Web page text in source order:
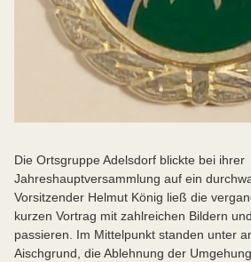
Die Ortsgruppe Adelsdorf blickte bei ihrer
Jahreshauptversammlung auf ein
Vorsitzender Helmut König ließ die
kurzen Vortrag mit zahlreichen Bildern
passieren. Im Mittelpunkt standen unter
Aischgrund, die Ablehnung der